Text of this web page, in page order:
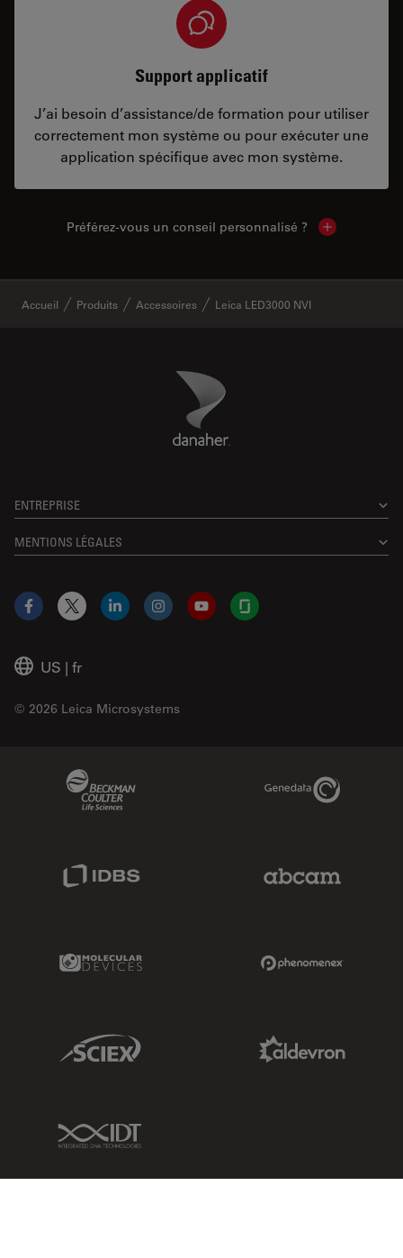
Support applicatif
J’ai besoin d’assistance/de formation pour utiliser
correctement mon système ou pour exécuter une
application spécifique avec mon système.
Préférez-vous un conseil personnalisé ? Show local
Accueil Produits Accessoires Leica LED3000 NVI
Danaher Logo
ENTREPRISE
MENTIONS LÉGALES
US | fr
© 2026 Leica Microsystems
Facebook
X LinkedInInstagramYouTubeGlassdoor
Genedata Link
Molecular Devices Link
Sciex Link
IDT Link